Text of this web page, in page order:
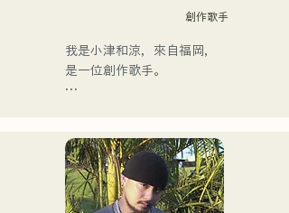
創作歌手
我是小津和涼，來自福岡，
是一位創作歌手。
中表演！
我從小就熱愛音樂。